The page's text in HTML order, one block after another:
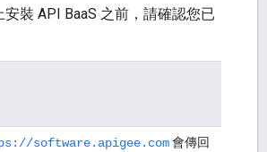
裝 API BaaS 之前，請確認您已
software.apigee.com會傳回